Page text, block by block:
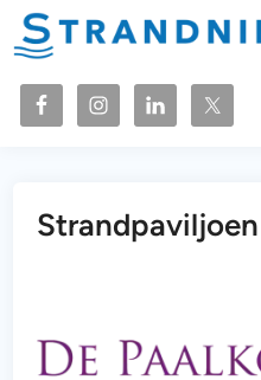
naar
inhoud
Strandpaviljoen